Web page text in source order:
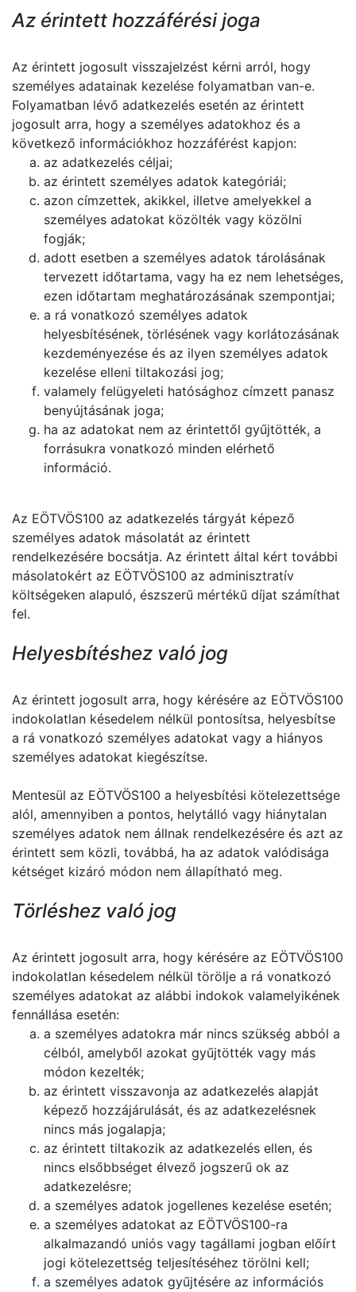
Az érintett hozzáférési joga
Az érintett jogosult visszajelzést kérni arról, hogy
személyes adatainak kezelése folyamatban van-e.
Folyamatban lévő adatkezelés esetén az érintett
jogosult arra, hogy a személyes adatokhoz és a
következő információkhoz hozzáférést kapjon:
az adatkezelés céljai;
az érintett személyes adatok kategóriái;
azon címzettek, akikkel, illetve amelyekkel a
személyes adatokat közölték vagy közölni
fogják;
adott esetben a személyes adatok tárolásának
tervezett időtartama, vagy ha ez nem lehetséges,
ezen időtartam meghatározásának szempontjai;
a rá vonatkozó személyes adatok
helyesbítésének, törlésének vagy korlátozásának
kezdeményezése és az ilyen személyes adatok
kezelése elleni tiltakozási jog;
valamely felügyeleti hatósághoz címzett panasz
benyújtásának joga;
ha az adatokat nem az érintettől gyűjtötték, a
forrásukra vonatkozó minden elérhető
információ.
Az EÖTVÖS100 az adatkezelés tárgyát képező
személyes adatok másolatát az érintett
rendelkezésére bocsátja. Az érintett által kért további
másolatokért az EÖTVÖS100 az adminisztratív
költségeken alapuló, észszerű mértékű díjat számíthat
fel.
Helyesbítéshez való jog
Az érintett jogosult arra, hogy kérésére az EÖTVÖS100
indokolatlan késedelem nélkül pontosítsa, helyesbítse
a rá vonatkozó személyes adatokat vagy a hiányos
személyes adatokat kiegészítse.
Mentesül az EÖTVÖS100 a helyesbítési kötelezettsége
alól, amennyiben a pontos, helytálló vagy hiánytalan
személyes adatok nem állnak rendelkezésére és azt az
érintett sem közli, továbbá, ha az adatok valódisága
kétséget kizáró módon nem állapítható meg.
Törléshez való jog
Az érintett jogosult arra, hogy kérésére az EÖTVÖS100
indokolatlan késedelem nélkül törölje a rá vonatkozó
személyes adatokat az alábbi indokok valamelyikének
fennállása esetén:
a személyes adatokra már nincs szükség abból a
célból, amelyből azokat gyűjtötték vagy más
módon kezelték;
az érintett visszavonja az adatkezelés alapját
képező hozzájárulását, és az adatkezelésnek
nincs más jogalapja;
az érintett tiltakozik az adatkezelés ellen, és
nincs elsőbbséget élvező jogszerű ok az
adatkezelésre;
a személyes adatok jogellenes kezelése esetén;
a személyes adatokat az EÖTVÖS100-ra
alkalmazandó uniós vagy tagállami jogban előírt
jogi kötelezettség teljesítéséhez törölni kell;
a személyes adatok gyűjtésére az információs